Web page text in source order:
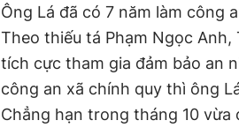
Ông Lá đã có 7 năm làm công
Theo thiếu tá Phạm Ngọc
tích cực tham gia đảm bảo an
công an xã chính quy thì ông
Chẳng hạn trong tháng 10 vừa